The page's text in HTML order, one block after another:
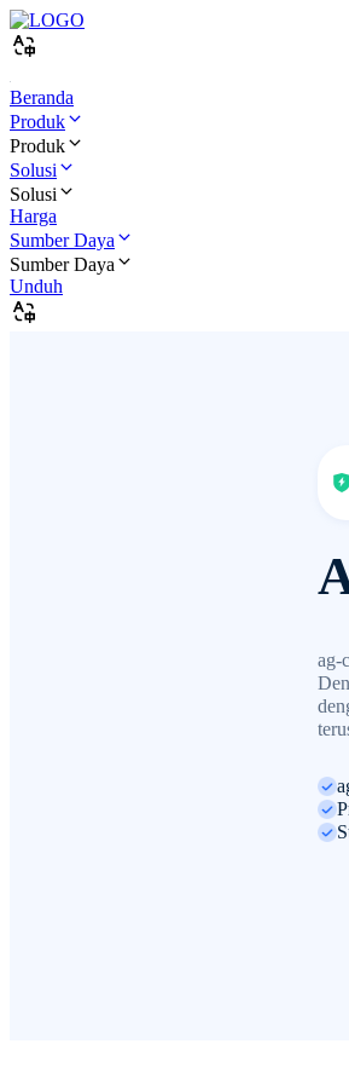
Beranda
Produk
Produk
Solusi
Solusi
Harga
Sumber Daya
Sumber Daya
Unduh
ag-